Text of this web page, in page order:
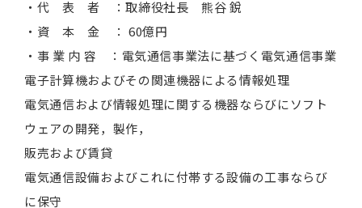
・代 表 者 ：取締役社長 熊谷 銳
・資 本 金 ： 60億円
・事 業 内 容 ：電気通信事業法に基づく電気通信事業
電子計算機およびその関連機器による情報処理
電気通信および情報処理に関する機器ならびにソフト
ウェアの開発，製作，
販売および賃貸
電気通信設備およびこれに付帯する設備の工事ならび
に保守